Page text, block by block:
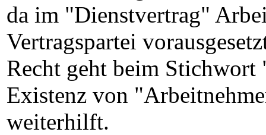
da im "Dienstvertrag"
Vertragspartei
Recht geht beim
Existenz von
weiterhilft.